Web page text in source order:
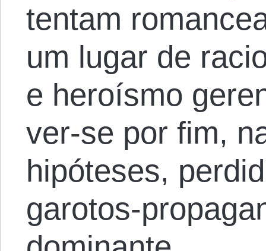
tentam
um lugar de
e heroísmo
ver-se por fim,
hipóteses,
garotos-